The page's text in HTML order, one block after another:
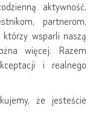
aktywność.
partnerom,
wsparli naszą
więcej. Razem
i realnego
że jesteście